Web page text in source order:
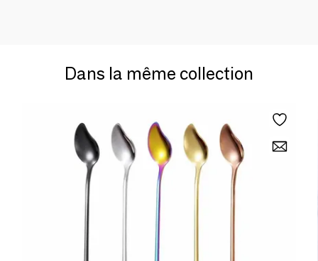
Dans la même collection